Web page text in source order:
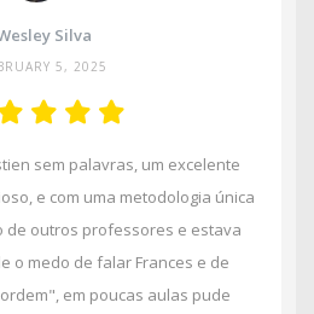
Silva
5, 2025
sem palavras, um excelente
e com uma metodologia única
de outros professores e estava
o medo de falar Frances e de
em poucas aulas pude